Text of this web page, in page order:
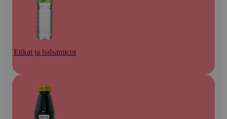
Etikat ja balsamicot